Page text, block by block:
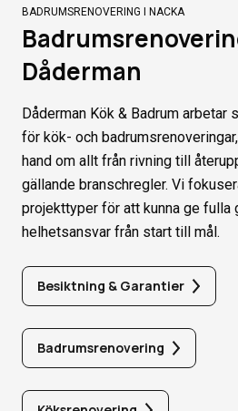
BADRUMSRENOVERING I NACKA
Dåderman
Dåderman Kök & Badrum arbetar
för kök- och
hand om allt från rivning till
gällande branschregler. Vi
projekttyper för att kunna ge fulla
helhetsansvar från start till mål.
Besiktning & Garantier
Badrumsrenovering